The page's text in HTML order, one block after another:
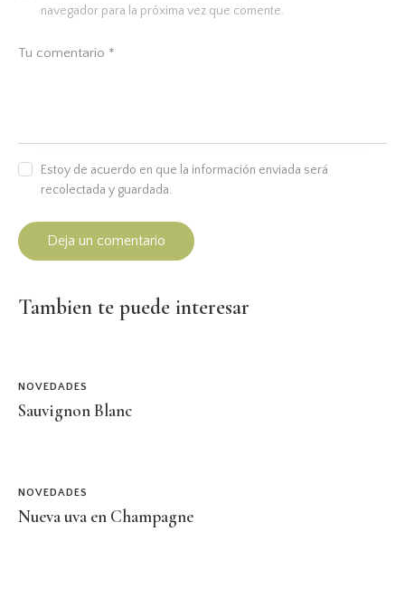
navegador para la próxima vez que comente.
Estoy de acuerdo en que la información enviada será
recolectada y guardada.
Tambien te puede interesar
NOVEDADES
Sauvignon Blanc
NOVEDADES
Nueva uva en Champagne